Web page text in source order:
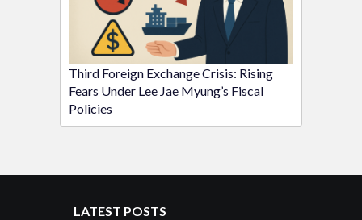
Third Foreign Exchange Crisis: Rising
Fears Under Lee Jae Myung’s Fiscal
Policies
LATEST POSTS